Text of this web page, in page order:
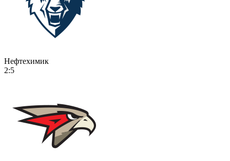
Нефтехимик
2:5